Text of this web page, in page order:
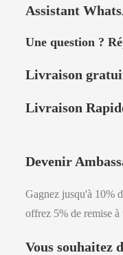
Assistant
Une question ?
Livraison
Livraison
Devenir
Gagnez jusqu'à 10%
offrez 5% de remise
Vous souhaitez